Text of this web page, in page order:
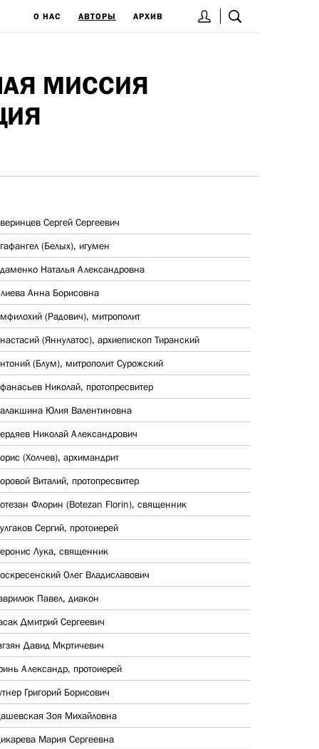
О НАС АВТОРЫ АРХИВ
МИССИЯ
Сергей Сергеевич
(Белых), игумен
Наталья Александровна
Анна Борисовна
(Радович), митрополит
(Яннулатос), архиепископ Тиранский
(Блум), митрополит Сурожский
Николай, протопресвитер
Юлия Валентиновна
Николай Александрович
(Холчев), архимандрит
Виталий, протопресвитер
Флорин (Botezan Florin), священник
Сергий, протоиерей
Лука, священник
Олег Владиславович
Павел, диакон
Дмитрий Сергеевич
Давид Мкртичевич
Александр, протоиерей
Григорий Борисович
Зоя Михайловна
Мария Сергеевна